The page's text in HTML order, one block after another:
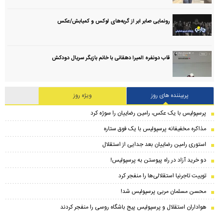
رونمایی صابر ابر از گربه‌های لوکس و کمیابش/عکس
قاب دونفره المیرا دهقانی با خانم بازیگر سریال دودکش
پربیننده های روز
ویژه روز
پرسپولیس با یک عکس، رامین رضاییان را سوژه کرد
مذاکره مخفیفانه پرسپولیس با یک فوق ستاره
استوری رامین رضاییان بعد جدایی از استقلال
دو خرید آزاد در راه پیوستن به پرسپولیس!
توییت تاجرنیا استقلالی‌ها را منفجر کرد
محسن مسلمان مربی پرسپولیس شد!
هواداران استقلال و پرسپولیس پیج باشگاه روسی را منفجر کردند